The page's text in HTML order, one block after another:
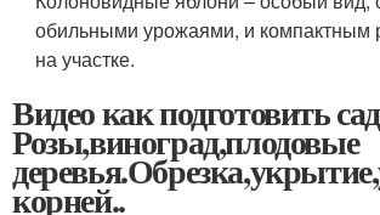
обильными урожаями, и компактным
на участке.
Видео как подготовить
Розы,виноград,плодовые
корней..